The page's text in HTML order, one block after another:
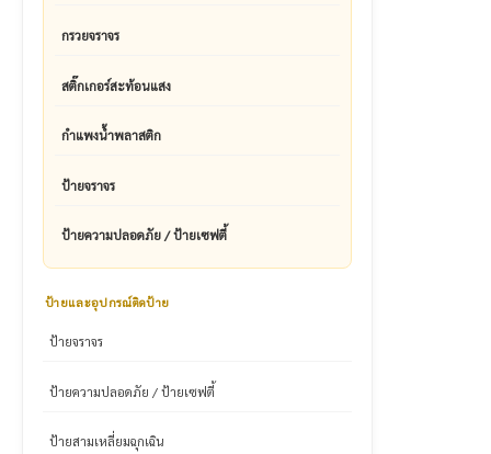
กรวยจราจร
สติ๊กเกอร์สะท้อนแสง
กำแพงน้ำพลาสติก
ป้ายจราจร
ป้ายความปลอดภัย / ป้ายเซฟตี้
ป้ายและอุปกรณ์ติดป้าย
ป้ายจราจร
ป้ายความปลอดภัย / ป้ายเซฟตี้
ป้ายสามเหลี่ยมฉุกเฉิน